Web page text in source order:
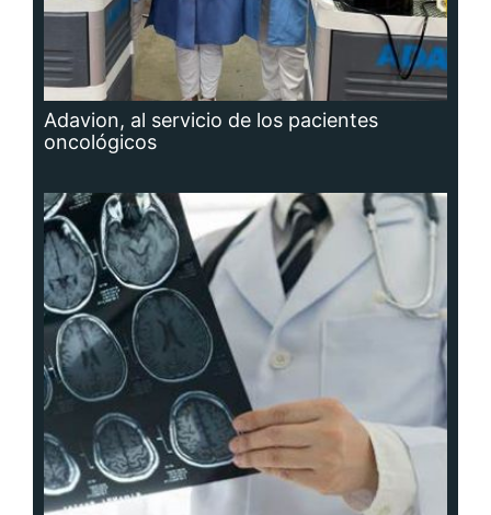
Adavion, al servicio de los pacientes
oncológicos